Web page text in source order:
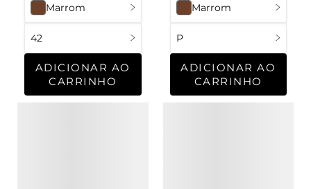
Marrom
42
ADICIONAR AO
CARRINHO
Marrom
P
ADICIONAR AO
CARRINHO